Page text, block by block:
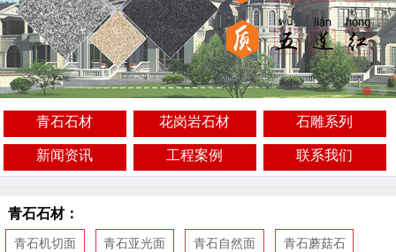
青石石材 花岗岩石材 石雕系列
新闻资讯 工程案例 联系我们
青石石材：
青石机切面 青石亚光面 青石自然面 青石蘑菇石